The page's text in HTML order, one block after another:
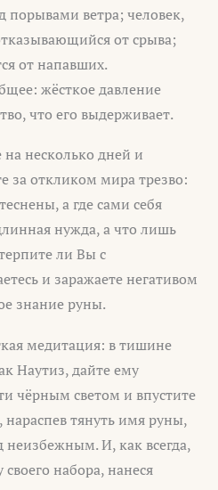
порывами ветра; человек,
от срыва;
от напавших.
жёсткое давление
что его выдерживает.
на несколько дней и
за откликом мира трезво:
а где сами себя
нужда, а что лишь
ли Вы с
и заражаете негативом
знание руны.
медитация: в тишине
Наутиз, дайте ему
чёрным светом и впустите
тянуть имя руны,
И, как всегда,
своего набора, нанеся